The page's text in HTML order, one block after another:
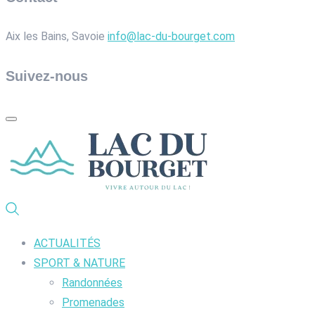
Aix les Bains, Savoie info@lac-du-bourget.com
Suivez-nous
ACTUALITÉS
SPORT & NATURE
Randonnées
Promenades